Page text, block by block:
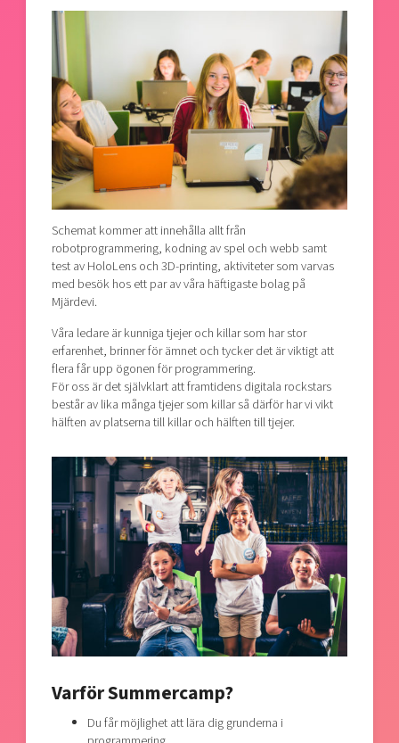
Schemat kommer att innehålla allt från
robotprogrammering, kodning av spel och webb samt
test av HoloLens och 3D-printing, aktiviteter som varvas
med besök hos ett par av våra häftigaste bolag på
Mjärdevi.
Våra ledare är kunniga tjejer och killar som har stor
erfarenhet, brinner för ämnet och tycker det är viktigt att
flera får upp ögonen för programmering.
För oss är det självklart att framtidens digitala rockstars
består av lika många tjejer som killar så därför har vi vikt
hälften av platserna till killar och hälften till tjejer.
Varför Summercamp?
Du får möjlighet att lära dig grunderna i